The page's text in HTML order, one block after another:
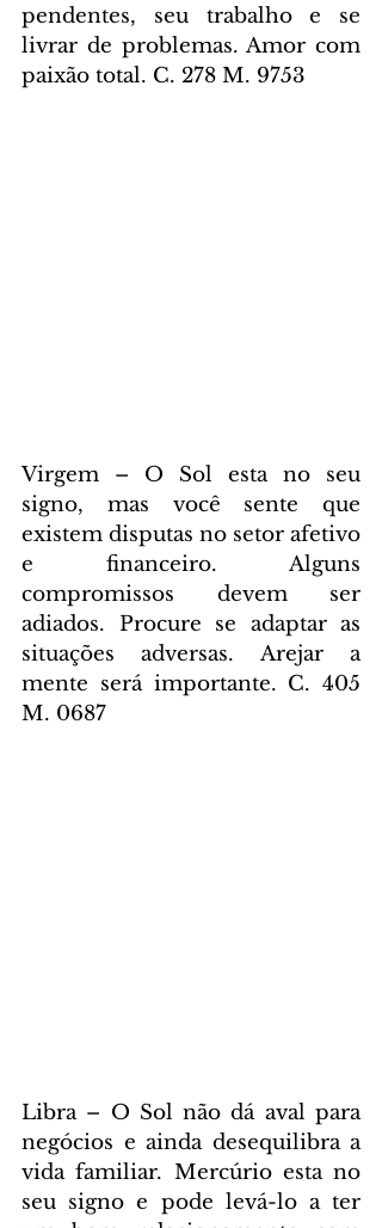
pendentes, seu trabalho e se
livrar de problemas. Amor com
paixão total. C. 278 M. 9753
Virgem – O Sol esta no seu
signo, mas você sente que
existem disputas no setor afetivo
e financeiro. Alguns
compromissos devem ser
adiados. Procure se adaptar as
situações adversas. Arejar a
mente será importante. C. 405
M. 0687
Libra – O Sol não dá aval para
negócios e ainda desequilibra a
vida familiar. Mercúrio esta no
seu signo e pode levá-lo a ter